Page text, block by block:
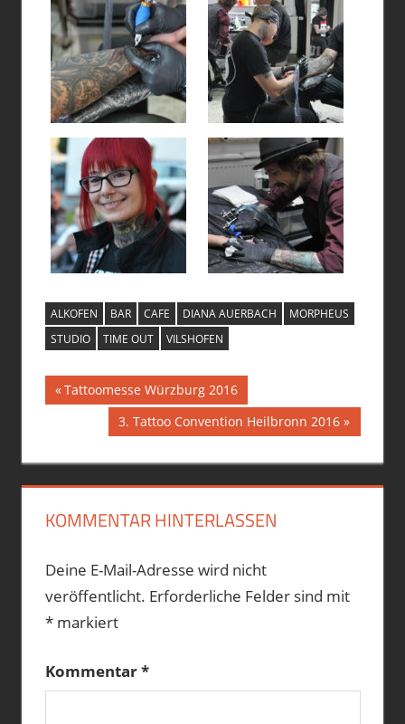
ALKOFEN BAR CAFE DIANA AUERBACH
MORPHEUS
STUDIO
TIME OUT VILSHOFEN
Beitragsnavigation
Vorheriger
Beitrag:
Tattoomesse Würzburg 2016
Nächster
3. Tattoo Convention Heilbronn 2016
KOMMENTAR HINTERLASSEN
Deine E-Mail-Adresse wird nicht
veröffentlicht. Erforderliche Felder sind mit
*markiert
Kommentar*